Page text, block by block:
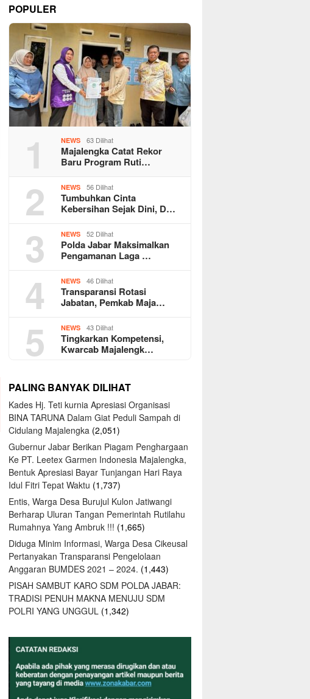
POPULER
1 NEWS 63 Dilihat
Majalengka Catat Rekor
Baru Program Ruti…
2 NEWS 56 Dilihat
Tumbuhkan Cinta
Kebersihan Sejak Dini, D…
3 NEWS 52 Dilihat
Polda Jabar Maksimalkan
Pengamanan Laga …
4 NEWS 46 Dilihat
Transparansi Rotasi
Jabatan, Pemkab Maja…
5 NEWS 43 Dilihat
Tingkarkan Kompetensi,
Kwarcab Majalengk…
PALING BANYAK DILIHAT
Kades Hj. Teti kurnia Apresiasi Organisasi
BINA TARUNA Dalam Giat Peduli Sampah di
Cidulang Majalengka (2,051)
Gubernur Jabar Berikan Piagam Penghargaan
Ke PT. Leetex Garmen Indonesia Majalengka,
Bentuk Apresiasi Bayar Tunjangan Hari Raya
Idul Fitri Tepat Waktu (1,737)
Entis, Warga Desa Burujul Kulon Jatiwangi
Berharap Uluran Tangan Pemerintah Rutilahu
Rumahnya Yang Ambruk !!! (1,665)
Diduga Minim Informasi, Warga Desa Cikeusal
Pertanyakan Transparansi Pengelolaan
Anggaran BUMDES 2021 – 2024. (1,443)
PISAH SAMBUT KARO SDM POLDA JABAR:
TRADISI PENUH MAKNA MENUJU SDM
POLRI YANG UNGGUL (1,342)